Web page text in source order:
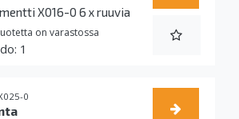
X016-0 6 x ruuvia
on varastossa
1
0